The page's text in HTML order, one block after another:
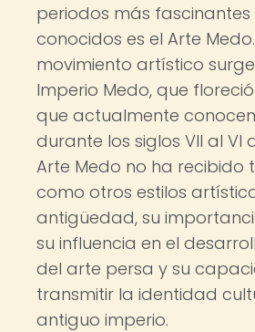
periodos más fascinantes
conocidos es el Arte
movimiento artístico
Imperio Medo, que
que actualmente
durante los siglos VII al VI
Arte Medo no ha recibido
como otros estilos
antigüedad, su
su influencia en el
del arte persa y su
transmitir la identidad
antiguo imperio.